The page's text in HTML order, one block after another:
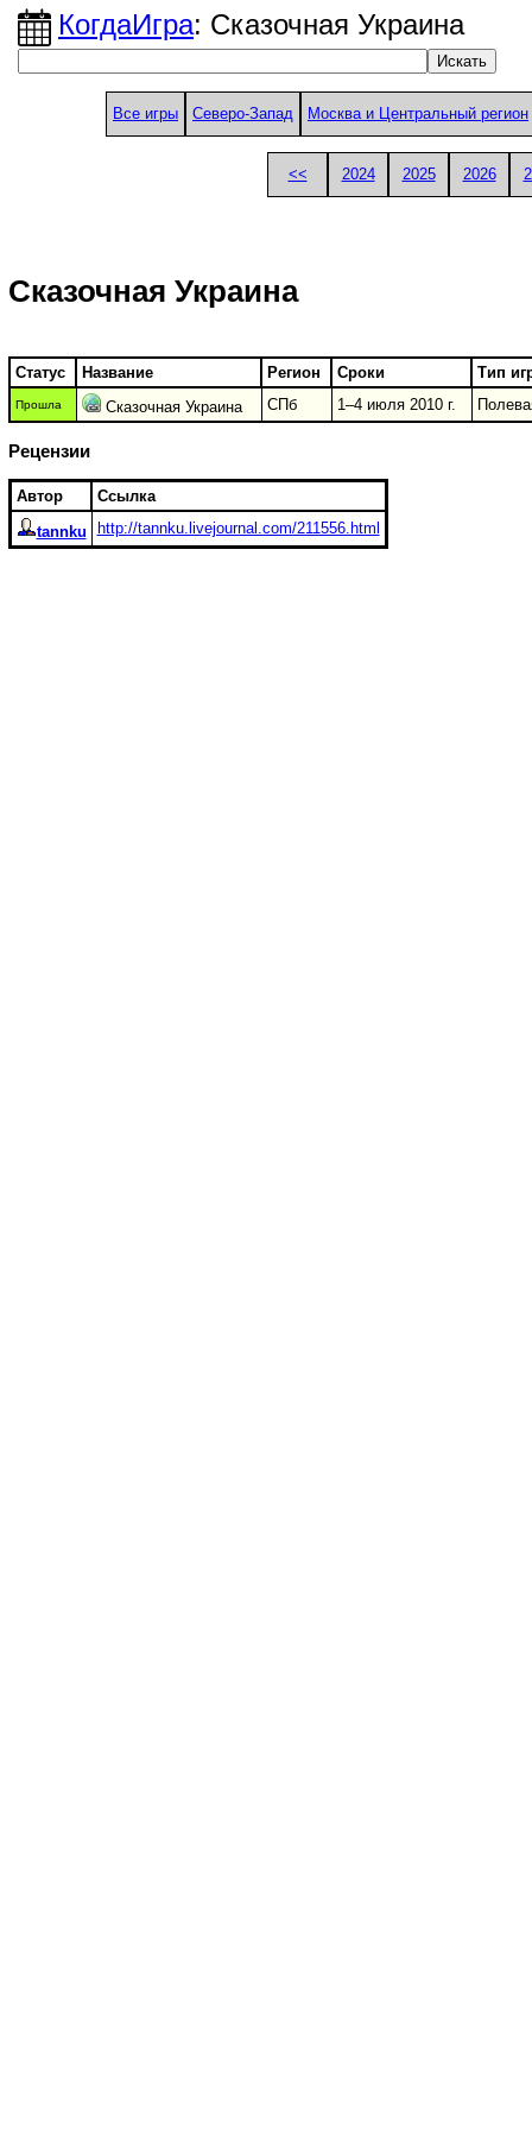
КогдаИгра: Сказочная Украина
Все игры Северо-Запад Москва и Центральный регион
<< 2024 2025 2026
Сказочная Украина
Статус Название Регион Сроки Тип
Прошла Сказочная Украина СПб 1–4 июля 2010 г.
Рецензии
Автор
Ссылка
tannku
http://tannku.livejournal.com/211556.html